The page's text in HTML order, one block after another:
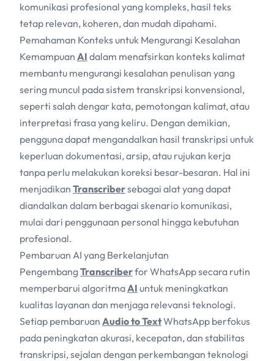
komunikasi profesional yang kompleks, hasil teks
tetap relevan, koheren, dan mudah dipahami.
Pemahaman Konteks untuk Mengurangi Kesalahan
Kemampuan AI dalam menafsirkan konteks kalimat
membantu mengurangi kesalahan penulisan yang
sering muncul pada sistem transkripsi konvensional,
seperti salah dengar kata, pemotongan kalimat, atau
interpretasi frasa yang keliru. Dengan demikian,
pengguna dapat mengandalkan hasil transkripsi untuk
keperluan dokumentasi, arsip, atau rujukan kerja
tanpa perlu melakukan koreksi besar-besaran. Hal ini
menjadikan Transcribersebagai alat yang dapat
diandalkan dalam berbagai skenario komunikasi,
mulai dari penggunaan personal hingga kebutuhan
profesional.
Pembaruan AI yang Berkelanjutan
PengembangTranscriberfor WhatsApp secara rutin
memperbarui algoritmaAI untuk meningkatkan
kualitas layanan dan menjaga relevansi teknologi.
Setiap pembaruan Audio to TextWhatsApp berfokus
pada peningkatan akurasi, kecepatan, dan stabilitas
transkripsi, sejalan dengan perkembangan teknologi